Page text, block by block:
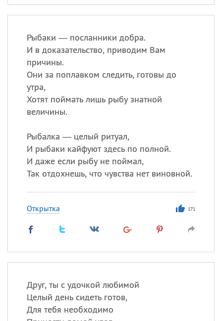
Рыбаки — посланники добра.
И в доказательство, приводим Вам
причины.
Они за поплавком следить, готовы до
утра,
Хотят поймать лишь рыбу знатной
величины.
Рыбалка — целый ритуал,
И рыбаки кайфуют здесь по полной.
И даже если рыбу не поймал,
Так отдохнешь, что чувства нет виновной.
Открытка 171
Друг, ты с удочкой любимой
Целый день сидеть готов,
Для тебя необходимо